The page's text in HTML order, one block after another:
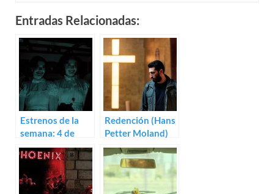
Entradas Relacionadas:
Estrenos de la
semana: 4 de
junio (2015)
Redención (Hans
Petter Moland)